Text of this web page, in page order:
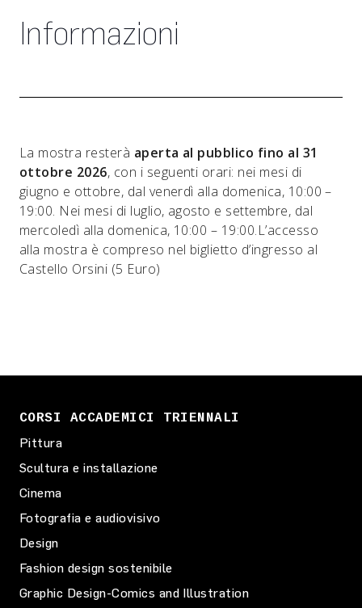
Informazioni
La mostra resterà aperta al pubblico fino al 31
ottobre 2026, con i seguenti orari: nei mesi di
giugno e ottobre, dal venerdì alla domenica, 10:00 –
19:00. Nei mesi di luglio, agosto e settembre, dal
mercoledì alla domenica, 10:00 – 19:00.L’accesso
alla mostra è compreso nel biglietto d’ingresso al
Castello Orsini (5 Euro)
CORSI ACCADEMICI TRIENNALI
Pittura
Scultura e installazione
Cinema
Fotografia e audiovisivo
Design
Fashion design sostenibile
Graphic Design-Comics and Illustration